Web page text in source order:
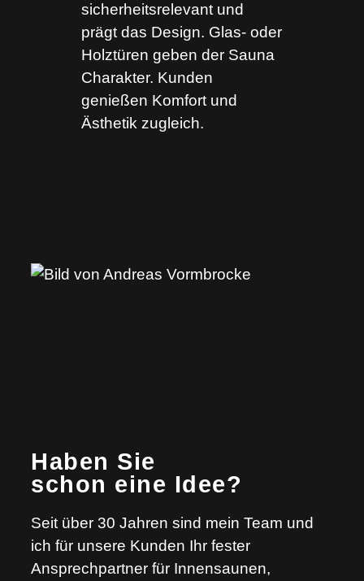
sicherheitsrelevant und
prägt das Design. Glas- oder
Holztüren geben der Sauna
Charakter. Kunden
genießen Komfort und
Ästhetik zugleich.
Haben Sie
schon eine Idee?
Seit über 30 Jahren sind mein Team und
ich für unsere Kunden Ihr fester
Ansprechpartner für Innensaunen,